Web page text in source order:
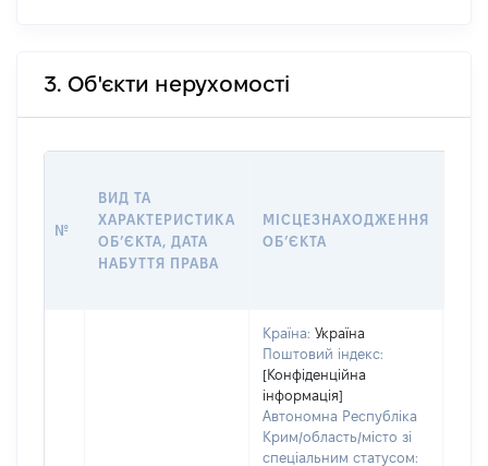
3. Об'єкти нерухомості
№
ВИД ТА
ХАРАКТЕРИСТИКА
ОБʼЄКТА, ДАТА
НАБУТТЯ ПРАВА
МІСЦЕЗНАХОДЖЕННЯ
ОБʼЄКТА
Країна: Україна
Поштовий індекс:
[Конфіденційна
інформація]
Автономна Республіка
Крим/область/місто зі
спеціальним статусом: